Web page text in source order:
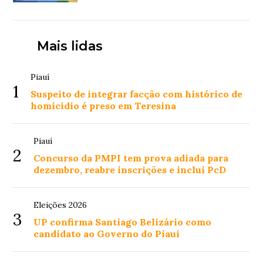
Mais lidas
1
Piauí
Suspeito de integrar facção com histórico de
homicídio é preso em Teresina
2
Piauí
Concurso da PMPI tem prova adiada para
dezembro, reabre inscrições e inclui PcD
3
Eleições 2026
UP confirma Santiago Belizário como
candidato ao Governo do Piauí